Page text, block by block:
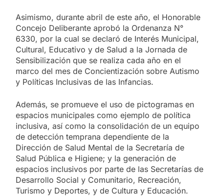
Asimismo, durante abril de este año, el Honorable
Concejo Deliberante aprobó la Ordenanza N°
6330, por la cual se declaró de Interés Municipal,
Cultural, Educativo y de Salud a la Jornada de
Sensibilización que se realiza cada año en el
marco del mes de Concientización sobre Autismo
y Políticas Inclusivas de las Infancias.
Además, se promueve el uso de pictogramas en
espacios municipales como ejemplo de política
inclusiva, así como la consolidación de un equipo
de detección temprana dependiente de la
Dirección de Salud Mental de la Secretaría de
Salud Pública e Higiene; y la generación de
espacios inclusivos por parte de las Secretarías de
Desarrollo Social y Comunitario, Recreación,
Turismo y Deportes, y de Cultura y Educación.